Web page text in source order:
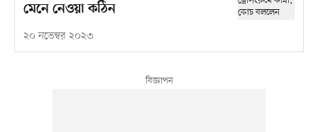
মেনে নেওয়া কঠিন
২০ নভেম্বর ২০২৩